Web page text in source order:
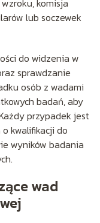
komisja
lub soczewek
do widzenia w
sprawdzanie
osób z wadami
badań, aby
przypadek jest
kwalifikacji do
wyników badania
wad